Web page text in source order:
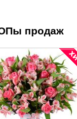
продаж